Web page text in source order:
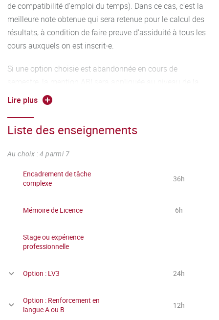
de compatibilité d'emploi du temps). Dans ce cas, c'est la
meilleure note obtenue qui sera retenue pour le calcul des
résultats, à condition de faire preuve d'assiduité à tous les
cours auxquels on est inscrit·e.
Si une option choisie est abandonnée en cours de
semestre, la mention ABI sera appliquée au niveau de la
note "Options", entraînant le résultat DEF.
Lire plus
Liste des enseignements
Au choix : 4 parmi 7
Encadrement de tâche
complexe
36h
Mémoire de Licence 6h
Stage ou expérience
professionnelle
Option : LV3 24h
Option : Renforcement en
langue A ou B
12h